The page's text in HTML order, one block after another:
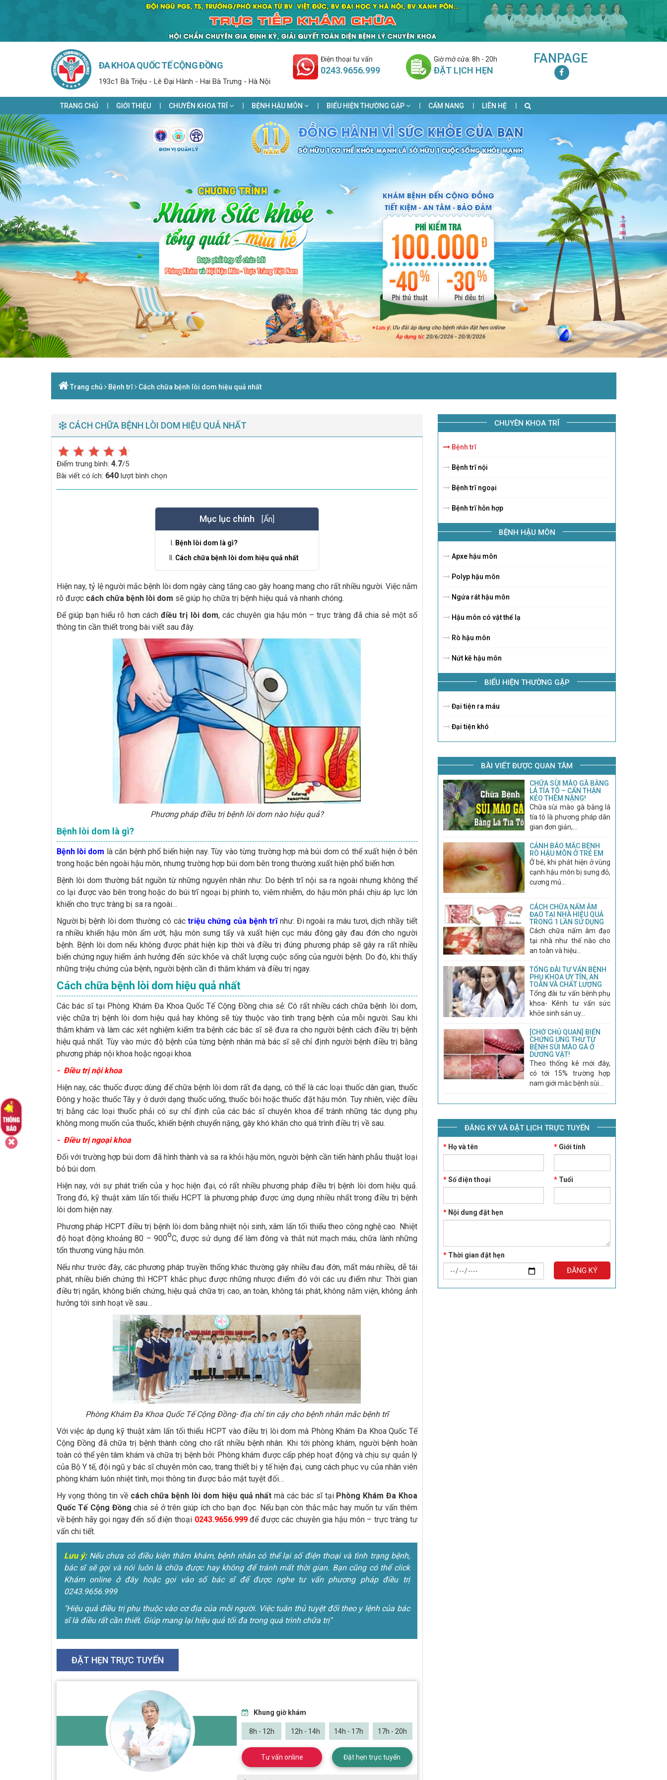
ĐA KHOA QUỐC TẾ CỘNG ĐỒNG
193c1 Bà Triệu - Lê Đại Hành - Hai Bà Trưng - Hà Nội
Điện thoại tư vấn
0243.9656.999
Giờ mở cửa: 8h - 20h
ĐẶT LỊCH HẸN
FANPAGE
TRANG CHỦ GIỚI THIỆU CHUYÊN KHOA TRĨ BỆNH HẬU MÔN BIỂU HIỆN THƯỜNG GẶP CẨM NANG LIÊN HỆ
Trang chủ Bệnh trĩ Cách chữa bệnh lòi dom hiệu quả nhất
CÁCH CHỮA BỆNH LÒI DOM HIỆU QUẢ NHẤT
Điểm trung bình: 4.7/5
Bài viết có ích: 640lượt bình chọn
Mục lục chính [Ẩn]
Bệnh lòi dom là gì?
Cách chữa bệnh lòi dom hiệu quả nhất
Hiện nay, tỷ lệ người mắc bệnh lòi dom ngày càng tăng cao gây hoang mang cho rất nhiều người. Việc nắm
rõ được cách chữa bệnh lòi dom sẽ giúp họ chữa trị bệnh hiệu quả và nhanh chóng.
Để giúp bạn hiểu rõ hơn cáchđiều trị lòi dom, các chuyên gia hậu môn – trực tràng đã chia sẻ một số
thông tin cần thiết trong bài viết sau đây.
Phương pháp điều trị bệnh lòi dom nào hiệu quả?
Bệnh lòi dom là gì?
Bệnh lòi dom là căn bệnh phổ biến hiện nay. Tùy vào từng trường hợp mà búi dom có thể xuất hiện ở bên
trong hoặc bên ngoài hậu môn, nhưng trường hợp búi dom bên trong thường xuất hiện phổ biến hơn.
Bệnh lòi dom thường bắt nguồn từ những nguyên nhân như: Do bệnh trĩ nội sa ra ngoài nhưng không thể
co lại được vào bên trong hoặc do búi trĩ ngoại bị phình to, viêm nhiễm, do hậu môn phải chịu áp lực lớn
khiến cho trực tràng bị sa ra ngoài…
Người bị bệnh lòi dom thường có cáctriệu chứng của bệnh trĩnhư: Đi ngoài ra máu tươi, dịch nhầy tiết
ra nhiều khiến hậu môn ẩm ướt, hậu môn sưng tấy và xuất hiện cục máu đông gây đau đớn cho người
bệnh. Bệnh lòi dom nếu không được phát hiện kịp thời và điều trị đúng phương pháp sẽ gây ra rất nhiều
biến chứng nguy hiểm ảnh hưởng đến sức khỏe và chất lượng cuộc sống của người bệnh. Do đó, khi thấy
những triệu chứng của bệnh, người bệnh cần đi thăm khám và điều trị ngay.
Cách chữa bệnh lòi dom hiệu quả nhất
Các bác sĩ tại Phòng Khám Đa Khoa Quốc Tế Cộng Đồng chia sẻ: Có rất nhiều cách chữa bệnh lòi dom,
việc chữa trị bệnh lòi dom hiệu quả hay không sẽ tùy thuộc vào tình trạng bệnh của mỗi người. Sau khi
thăm khám và làm các xét nghiệm kiểm tra bệnh các bác sĩ sẽ đưa ra cho người bệnh cách điều trị bệnh
hiệu quả nhất. Tùy vào mức độ bệnh của từng bệnh nhân mà bác sĩ sẽ chỉ định người bệnh điều trị bằng
phương pháp nội khoa hoặc ngoại khoa.
- Điều trị nội khoa
Hiện nay, các thuốc được dùng để chữa bệnh lòi dom rất đa dạng, có thể là các loại thuốc dân gian, thuốc
Đông y hoặc thuốc Tây y ở dưới dạng thuốc uống, thuốc bôi hoặc thuốc đặt hậu môn. Tuy nhiên, việc điều
trị bằng các loại thuốc phải có sự chỉ định của các bác sĩ chuyên khoa để tránh những tác dụng phụ
không mong muốn của thuốc, khiến bệnh chuyển nặng, gây khó khăn cho quá trình điều trị về sau.
- Điều trị ngoại khoa
Đối với trường hợp búi dom đã hình thành và sa ra khỏi hậu môn, người bệnh cần tiến hành phẫu thuật loại
bỏ búi dom.
Hiện nay, với sự phát triển của y học hiện đại, có rất nhiều phương pháp điều trị bệnh lòi dom hiệu quả.
Trong đó, kỹ thuật xâm lấn tối thiểu HCPT là phương pháp được ứng dụng nhiều nhất trong điều trị bệnh
lòi dom hiện nay.
Phương pháp HCPT điều trị bệnh lòi dom bằng nhiệt nội sinh, xâm lấn tối thiểu theo công nghệ cao. Nhiệt
độ hoạt động khoảng 80 – 900oC, được sử dụng để làm đông và thắt nút mạch máu, chữa lành những
tổn thương vùng hậu môn.
Nếu như trước đây, các phương pháp truyền thống khác thường gây nhiều đau đớn, mất máu nhiều, dễ tái
phát, nhiều biến chứng thì HCPT khắc phục được những nhược điểm đó với các ưu điểm như: Thời gian
điều trị ngắn, không biến chứng, hiệu quả chữa trị cao, an toàn, không tái phát, không nằm viện, không ảnh
hưởng tới sinh hoạt về sau…
Phòng Khám Đa Khoa Quốc Tế Cộng Đồng- địa chỉ tin cậy cho bệnh nhân mắc bệnh trĩ
Với việc áp dụng kỹ thuật xâm lấn tối thiểu HCPT vào điều trị lòi dom mà Phòng Khám Đa Khoa Quốc Tế
Cộng Đồng đã chữa trị bệnh thành công cho rất nhiều bệnh nhân. Khi tới phòng khám, người bệnh hoàn
toàn có thể yên tâm khám và chữa trị bệnh bởi: Phòng khám được cấp phép hoạt động và chịu sự quản lý
của Bộ Y tế, đội ngũ y bác sĩ chuyên môn cao, trang thiết bị y tế hiện đại, cung cách phục vụ của nhân viên
phòng khám luôn nhiệt tình, mọi thông tin được bảo mật tuyệt đối…
Hy vọng thông tin về cách chữa bệnh lòi dom hiệu quả nhấtmà các bác sĩ tại Phòng Khám Đa Khoa
Quốc Tế Cộng Đồngchia sẻ ở trên giúp ích cho bạn đọc. Nếu bạn còn thắc mắc hay muốn tư vấn thêm
về bệnh hãy gọi ngay đến số điện thoại 0243.9656.999để được các chuyên gia hậu môn – trực tràng tư
vấn chi tiết.
Lưu ý:Nếu chưa có điều kiện thăm khám, bệnh nhân có thể lại số điện thoại và tình trạng bệnh,
bác sĩ sẽ gọi và nói luôn là chữa được hay không để tránh mất thời gian. Bạn cũng có thể click
Khám online ở đây hoặc gọi vào số bác sĩ để được nghe tư vấn phương pháp điều trị
0243.9656.999
"Hiệu quả điều trị phụ thuộc vào cơ địa của mỗi người. Việc tuân thủ tuyệt đối theo y lệnh của bác
sĩ là điều rất cần thiết. Giúp mang lại hiệu quả tối đa trong quá trình chữa trị"
ĐẶT HẸN TRỰC TUYẾN
Khung giờ khám
8h - 12h 12h - 14h 14h - 17h 17h - 20h
Tư vấn online Đặt hẹn trực tuyến
CHUYÊN KHOA TRĨ
Bệnh trĩ
Bệnh trĩ nội
Bệnh trĩ ngoại
Bệnh trĩ hỗn hợp
BỆNH HẬU MÔN
Apxe hậu môn
Polyp hậu môn
Ngứa rát hậu môn
Hậu môn có vật thể lạ
Rò hậu môn
Nứt kẽ hậu môn
BIỂU HIỆN THƯỜNG GẶP
Đại tiện ra máu
Đại tiện khó
BÀI VIẾT ĐƯỢC QUAN TÂM
CHỮA SÙI MÀO GÀ BẰNG
LÁ TÍA TÔ – CẨN THẬN
KẺO THÊM NẶNG!
Chữa sùi mào gà bằng lá
tía tô là phương pháp dân
gian đơn giản,...
CẢNH BÁO MẮC BỆNH
RÒ HẬU MÔN Ở TRẺ EM
Ở bé, khi phát hiện ở vùng
cạnh hậu môn bị sưng đỏ,
cương mủ...
CÁCH CHỮA NẤM ÂM
ĐẠO TẠI NHÀ HIỆU QUẢ
TRONG 1 LẦN SỬ DỤNG
Cách chữa nấm âm đạo
tại nhà như thế nào cho
an toàn và hiệu...
TỔNG ĐÀI TƯ VẤN BỆNH
PHỤ KHOA UY TÍN, AN
TOÀN VÀ CHẤT LƯỢNG
Tổng đài tư vấn bệnh phụ
khoa- Kênh tư vấn sức
khỏe sinh sản uy...
[CHỚ CHỦ QUAN] BIẾN
CHỨNG UNG THƯ TỪ
BỆNH SÙI MÀO GÀ Ở
DƯƠNG VẬT!
Theo thống kê mới đây,
có tới 15% trường hợp
nam giới mắc bệnh sùi...
ĐĂNG KÝ VÀ ĐẶT LỊCH TRỰC TUYẾN
*Họ và tên *Giới tính
*Số điện thoại *Tuổi
*Nội dung đặt hẹn
*Thời gian đặt hẹn
ĐĂNG KÝ